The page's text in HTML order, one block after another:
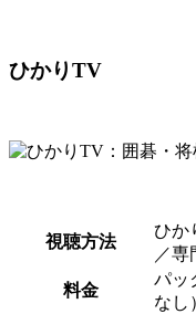
ひかりTV
視聴方法
ひか
／専
料金
パッ
なし